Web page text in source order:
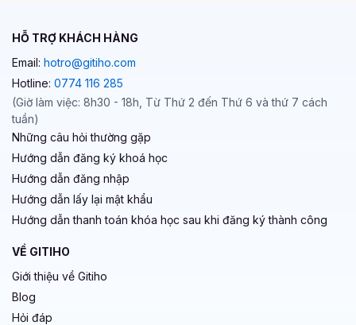
HỖ TRỢ KHÁCH HÀNG
Email: hotro@gitiho.com
Hotline: 0774 116 285
(Giờ làm việc: 8h30 - 18h, Từ Thứ 2 đến Thứ 6 và thứ 7 cách
tuần)
Những câu hỏi thường gặp
Hướng dẫn đăng ký khoá học
Hướng dẫn đăng nhập
Hướng dẫn lấy lại mật khẩu
Hướng dẫn thanh toán khóa học sau khi đăng ký thành công
VỀ GITIHO
Giới thiệu về Gitiho
Blog
Hỏi đáp